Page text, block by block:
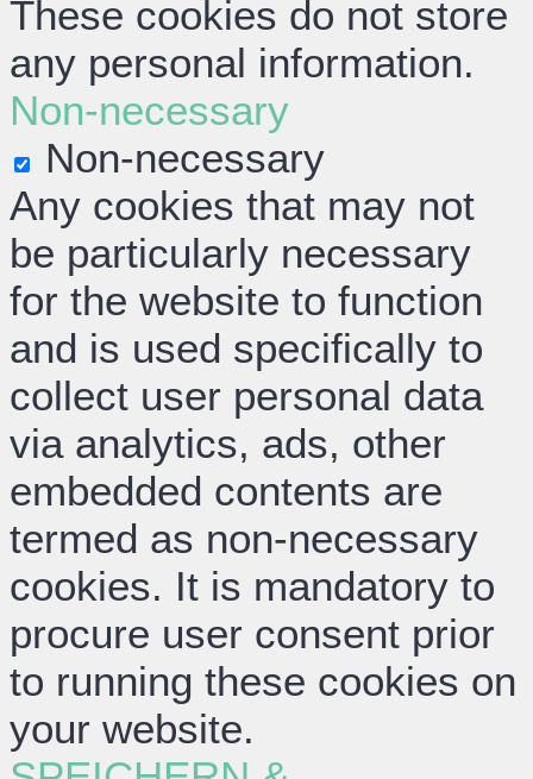
These cookies do not store
any personal information.
Non-necessary
Non-necessary
Any cookies that may not
be particularly necessary
for the website to function
and is used specifically to
collect user personal data
via analytics, ads, other
embedded contents are
termed as non-necessary
cookies. It is mandatory to
procure user consent prior
to running these cookies on
your website.